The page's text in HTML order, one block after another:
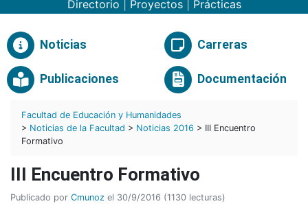
Directorio
Proyectos| Prácticas
Noticias Carreras
Publicaciones Documentación
Facultad de Educación y Humanidades
> Noticias de la Facultad > Noticias 2016 > III Encuentro
Formativo
III Encuentro Formativo
Publicado por Cmunoz el 30/9/2016 (1130 lecturas)